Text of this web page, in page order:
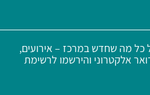
כל מה שחדש במרכז – אירועים,
אלקטרוני והירשמו לרשימת